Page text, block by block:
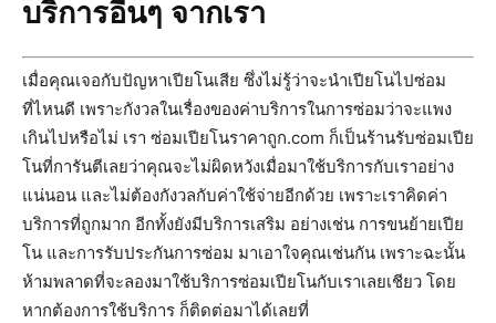
บริการอื่นๆ จากเรา
เมื่อคุณเจอกับปัญหาเปียโนเสีย ซึ่งไม่รู้ว่าจะนำเปียโนไปซ่อม
ที่ไหนดี เพราะกังวลในเรื่องของค่าบริการในการซ่อมว่าจะแพง
เกินไปหรือไม่ เรา ซ่อมเปียโนราคาถูก.com ก็เป็นร้านรับซ่อมเปีย
โนที่การันตีเลยว่าคุณจะไม่ผิดหวังเมื่อมาใช้บริการกับเราอย่าง
แน่นอน และไม่ต้องกังวลกับค่าใช้จ่ายอีกด้วย เพราะเราคิดค่า
บริการที่ถูกมาก อีกทั้งยังมีบริการเสริม อย่างเช่น การขนย้ายเปีย
โน และการรับประกันการซ่อม มาเอาใจคุณเช่นกัน เพราะฉะนั้น
ห้ามพลาดที่จะลองมาใช้บริการซ่อมเปียโนกับเราเลยเชียว โดย
หากต้องการใช้บริการ ก็ติดต่อมาได้เลยที่